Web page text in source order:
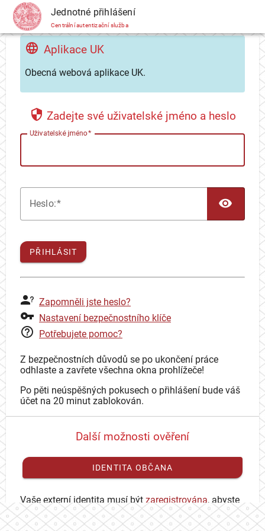
CAS Jednotné přihlášení
Centrální autentizační služba
Aplikace UK
Obecná webová aplikace UK.
Zadejte své uživatelské jméno a heslo
Uživatelské jméno
Heslo:
PŘIHLÁSIT
Zapomněli jste heslo?
Nastavení bezpečnostního klíče
Potřebujete pomoc?
Z bezpečnostních důvodů se po ukončení práce
odhlaste a zavřete všechna okna prohlížeče!
Po pěti neúspěšných pokusech o přihlášení bude váš
účet na 20 minut zablokován.
Další možnosti ověření
IDENTITA OBČANA
Vaše externí identita musí být zaregistrována, abyste
se mohli přihlásit ke svému CAS účtu.